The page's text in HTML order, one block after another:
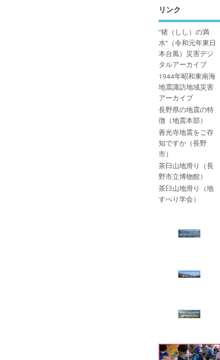
リンク
”猪（しし）の満
水”（令和元年東日
本台風）災害デジ
タルアーカイブ
1944年昭和東南海
地震諏訪地域災害
アーカイブ
長野県の地震の特
徴（地震本部）
善光寺地震をご存
知ですか（長野
市）
茶臼山地滑り（長
野市立博物館）
茶臼山地滑り（地
すべり学会）